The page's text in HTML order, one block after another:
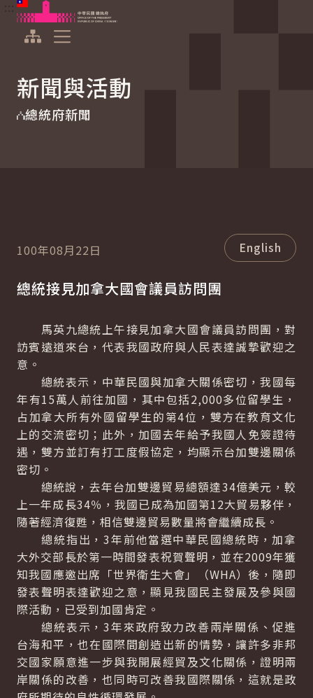
跳到主要內容
中華民國總統府
新聞與活動
總統府新聞
100年08月22日 English
總統接見加拿大國會議員訪問團
馬英九總統上午接見加拿大國會議員訪問團，對
訪賓遠道來台，代表我國政府與人民表達誠摯歡迎之
意。
總統表示，中華民國與加拿大關係密切，我國每
年有15萬人前往加國，其中包括2,000多位留學生，
占加拿大所有外國留學生的第4位，雙方在教育文化
上的交流密切；此外，加國去年給予我國人免簽證待
遇，雙方並訂有打工度假協定，均顯示台加雙邊關係
密切。
總統說，去年台加雙邊貿易總額達34億美元，較
上一年成長34％，我國已成為加國第12大貿易夥伴，
隨著經濟復甦，相信雙邊貿易數量將會繼續成長。
總統指出，3年前他當選中華民國總統時，加拿
大外交部長於第一時間發表祝賀聲明，並在2009年獲
知我國應邀出席「世界衛生大會」（WHA）後，隨即
發表聲明表達歡迎之意，顯見我國民主發展及參與國
際活動，已受到加國肯定。
總統表示，3年來政府致力改善兩岸關係、促進
台海和平，也在國際間創造出新的情勢，讓許多非邦
交國家願意進一步與我開展經貿及文化關係，證明兩
岸關係的改善，也同時可改善我國際關係，這就是政